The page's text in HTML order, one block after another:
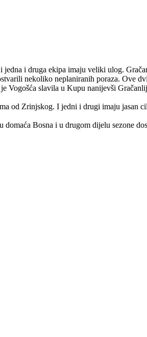
i druga ekipa imaju veliki ulog.
nekoliko neplaniranih poraza. Ove
slavila u Kupu nanijevši
od Zrinjskog. I jedni i drugi imaju jasan
Bosna i u drugom dijelu sezone